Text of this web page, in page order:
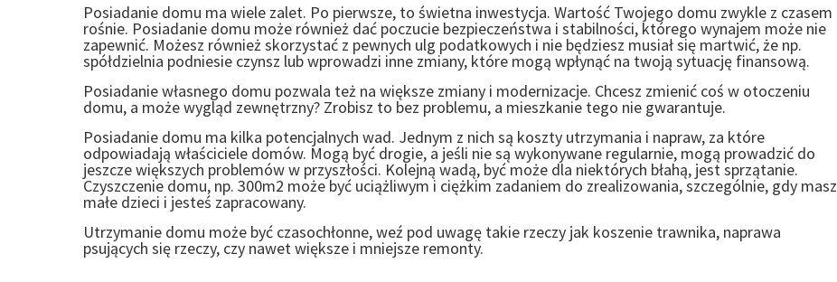
Posiadanie domu ma wiele zalet. Po pierwsze, to świetna inwestycja. Wartość Twojego domu zwykle z czasem
rośnie. Posiadanie domu może również dać poczucie bezpieczeństwa i stabilności, którego wynajem może nie
zapewnić. Możesz również skorzystać z pewnych ulg podatkowych i nie będziesz musiał się martwić, że np.
spółdzielnia podniesie czynsz lub wprowadzi inne zmiany, które mogą wpłynąć na twoją sytuację finansową.
Posiadanie własnego domu pozwala też na większe zmiany i modernizacje. Chcesz zmienić coś w otoczeniu
domu, a może wygląd zewnętrzny? Zrobisz to bez problemu, a mieszkanie tego nie gwarantuje.
Posiadanie domu ma kilka potencjalnych wad. Jednym z nich są koszty utrzymania i napraw, za które
odpowiadają właściciele domów. Mogą być drogie, a jeśli nie są wykonywane regularnie, mogą prowadzić do
jeszcze większych problemów w przyszłości. Kolejną wadą, być może dla niektórych błahą, jest sprzątanie.
Czyszczenie domu, np. 300m2 może być uciążliwym i ciężkim zadaniem do zrealizowania, szczególnie, gdy masz
małe dzieci i jesteś zapracowany.
Utrzymanie domu może być czasochłonne, weź pod uwagę takie rzeczy jak koszenie trawnika, naprawa
psujących się rzeczy, czy nawet większe i mniejsze remonty.